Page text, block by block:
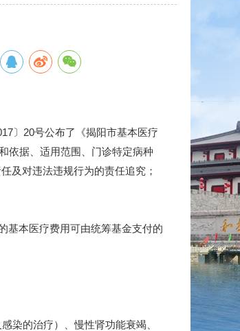
〕20号公布了《揭阳市基本医疗
依据、适用范围、门诊特定病种
及对违法违规行为的责任追究；
基本医疗费用可由统筹基金支付的
的治疗）、慢性肾功能衰竭、